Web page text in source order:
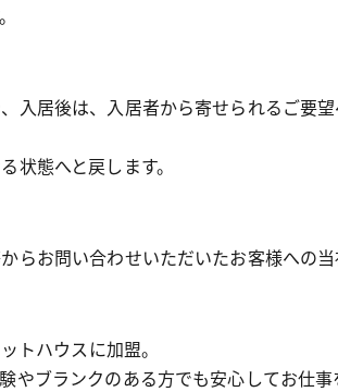
入居後は、入居者から寄せられるご要
状態へと戻します。
らお問い合わせいただいたお客様への
トハウスに加盟。
やブランクのある方でも安心してお仕事